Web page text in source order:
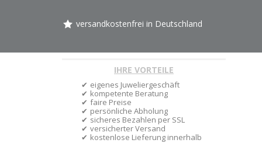
versandkostenfrei in Deutschland
IHRE VORTEILE
eigenes Juweliergeschäft
kompetente Beratung
faire Preise
persönliche Abholung
sicheres Bezahlen per SSL
versicherter Versand
kostenlose Lieferung innerhalb